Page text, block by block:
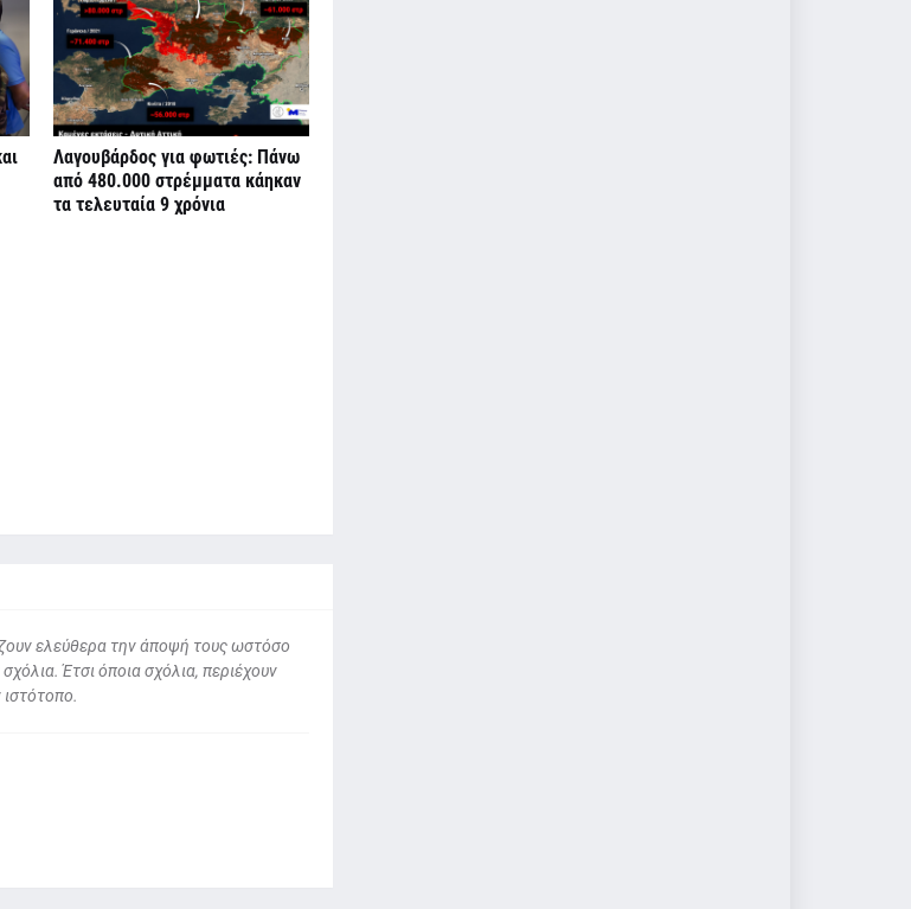
Λαγουβάρδος για φωτιές: Πάνω
από 480.000 στρέμματα κάηκαν
τα τελευταία 9 χρόνια
ελεύθερα την άποψή τους ωστόσο
Έτσι όποια σχόλια, περιέχουν